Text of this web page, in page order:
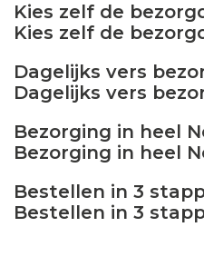
Kies zelf de
Kies zelf de
Dagelijks vers
Dagelijks vers
Bezorging in heel
Bezorging in heel
Bestellen in 3
Bestellen in 3